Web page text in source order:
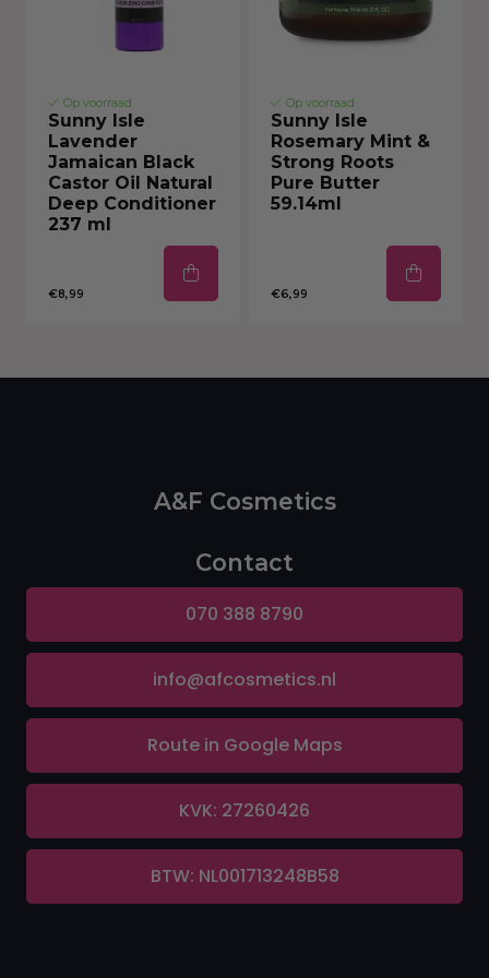
Op voorraad
Sunny Isle
Lavender
Jamaican Black
Castor Oil Natural
Deep Conditioner
237 ml
€8,99
Op voorraad
Sunny Isle
Rosemary Mint &
Strong Roots
Pure Butter
59.14ml
€6,99
A&F Cosmetics
Contact
070 388 8790
info@afcosmetics.nl
Route in Google Maps
KVK: 27260426
BTW: NL001713248B58